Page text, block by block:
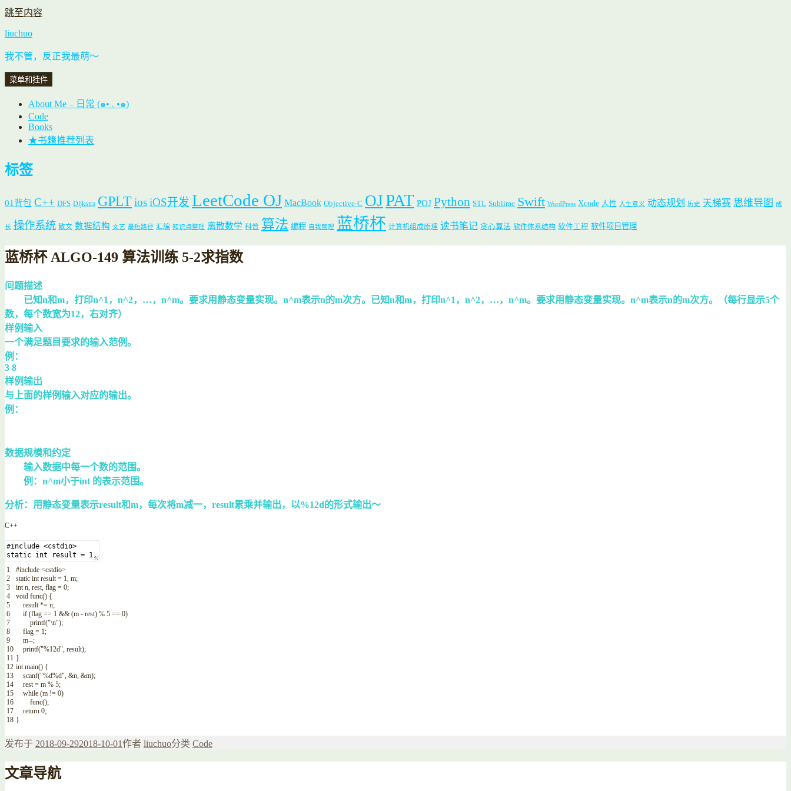
跳至内容
liuchuo
我不管，反正我最萌～
菜单和挂件
About Me – 日常 (๑• . •๑)
Code
Books
★书籍推荐列表
标签
01背包 C++ DFS Dijkstra GPLTiosiOS开发 LeetCode OJ MacBook Objective-C OJPAT POJ Python STL Sublime Swift WordPress Xcode 人性 人生意义 动态规划 历史 天梯赛 思维导图 成
长 操作系统 散文 数据结构 文艺 最短路径 汇编 知识点整理 离散数学 科普 算法 编程 自我管理 蓝桥杯 计算机组成原理 读书笔记 贪心算法 软件体系结构 软件工程 软件项目管理
蓝桥杯 ALGO-149 算法训练 5-2求指数
问题描述
已知n和m，打印n^1，n^2，…，n^m。要求用静态变量实现。n^m表示n的m次方。已知n和m，打印n^1，n^2，…，n^m。要求用静态变量实现。n^m表示n的m次方。（每行显示5个
数，每个数宽为12，右对齐）
样例输入
一个满足题目要求的输入范例。
例：
3 8
样例输出
与上面的样例输入对应的输出。
例：
数据规模和约定
输入数据中每一个数的范围。
例：n^m小于int 的表示范围。
分析：用静态变量表示result和m，每次将m减一，result累乘并输出，以%12d的形式输出～
C++
1
2
3
4
5
6
7
8
9
10
11
12
13
14
15
16
17
18
#include <cstdio>
static int result = 1, m;
int n, rest, flag = 0;
void func() {
result *= n;
if (flag == 1 && (m - rest) % 5 == 0)
printf("\n");
flag = 1;
m--;
printf("%12d", result);
}
int main() {
scanf("%d%d", &n, &m);
rest = m % 5;
while (m != 0)
func();
return 0;
}
发布于 2018-09-292018-10-01作者 liuchuo分类 Code
文章导航